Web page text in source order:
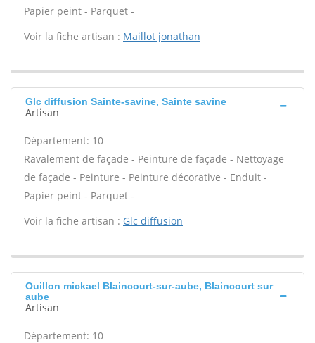
Papier peint - Parquet -
Voir la fiche artisan : Maillot jonathan
Glc diffusion Sainte-savine, Sainte savine
Artisan
Département: 10
Ravalement de façade - Peinture de façade - Nettoyage
de façade - Peinture - Peinture décorative - Enduit -
Papier peint - Parquet -
Voir la fiche artisan : Glc diffusion
Ouillon mickael Blaincourt-sur-aube, Blaincourt sur
aube
Artisan
Département: 10